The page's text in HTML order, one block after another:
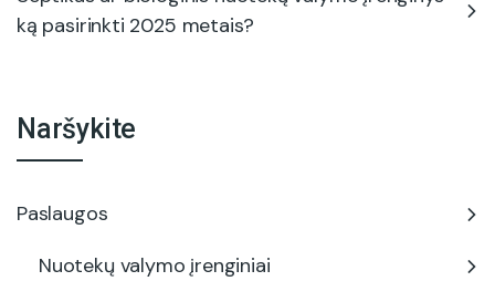
ką pasirinkti 2025 metais?
Naršykite
Paslaugos
Nuotekų valymo įrenginiai